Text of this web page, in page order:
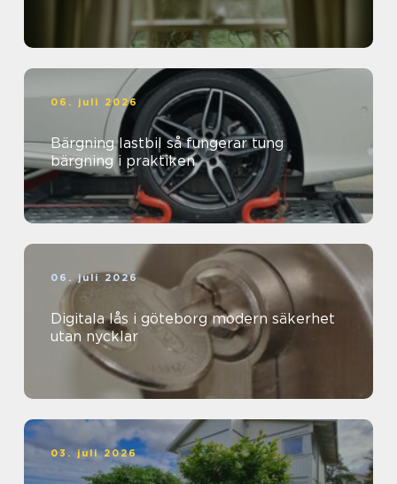
06. juli 2026
Bärgning lastbil så fungerar tung
bärgning i praktiken
06. juli 2026
Digitala lås i göteborg modern säkerhet
utan nycklar
03. juli 2026